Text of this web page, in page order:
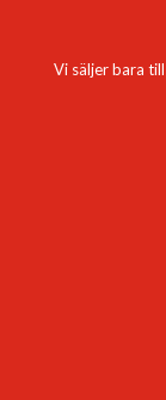
Vi säljer bara